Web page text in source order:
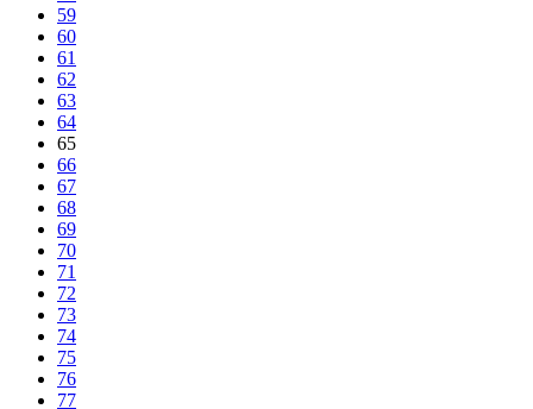
59
60
61
62
63
64
65
66
67
68
69
70
71
72
73
74
75
76
77